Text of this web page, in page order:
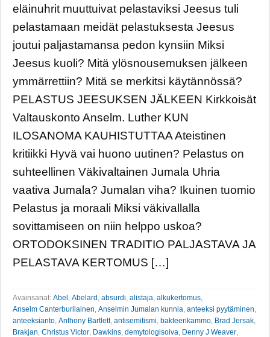
eläinuhrit muuttuivat pelastaviksi Jeesus tuli
pelastamaan meidät pelastuksesta Jeesus
joutui paljastamansa pedon kynsiin Miksi
Jeesus kuoli? Mitä ylösnousemuksen jälkeen
ymmärrettiin? Mitä se merkitsi käytännössä?
PELASTUS JEESUKSEN JÄLKEEN Kirkkoisät
Valtauskonto Anselm. Luther KUN
ILOSANOMA KAUHISTUTTAA Ateistinen
kritiikki Hyvä vai huono uutinen? Pelastus on
suhteellinen Väkivaltainen Jumala Uhria
vaativa Jumala? Jumalan viha? Ikuinen tuomio
Pelastus ja moraali Miksi väkivallalla
sovittamiseen on niin helppo uskoa?
ORTODOKSINEN TRADITIO PALJASTAVA JA
PELASTAVA KERTOMUS […]
Avainsanat: Abel , Abelard , absurdi, alistaja, alkukertomus,
Anselm Canterburilainen, Anselmin Jumalan kunnia, anteeksi pyytäminen,
anteeksianto, Anthony Bartlett, antisemitismi, bakteerikammo, Brad Jersak,
Brakjan, Christus Victor, Dawkins, demytologisoiva, Denny J Weaver,